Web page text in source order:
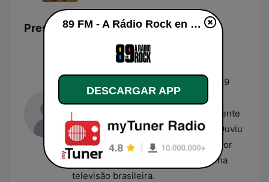
Presentadores
Tatola Godas
Tatola Godasé apresentador do
na 89
FM. Além de sua longa trajetória no
rádio, ele é reconhecido nacionalmente
como líder da banda Nem Liminha Ouviu
e por sua carreira como apresentador
em programas de entretenimento na
televisão brasileira.
89 FM - A Rádio Rock en vivo
DESCARGAR APP